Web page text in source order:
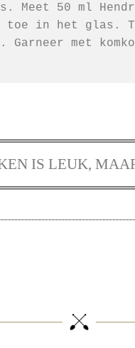
Meet 50 ml
in het glas.
met
IS LEUK,